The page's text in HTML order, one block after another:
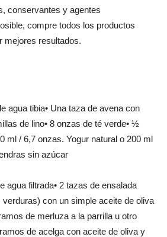
conservantes y agentes
compre todos los productos
mejores resultados.
agua tibia• Una taza de avena con
de lino• 8 onzas de té verde• ½
ml / 6,7 onzas. Yogur natural o 200 ml
sin azúcar
agua filtrada• 2 tazas de ensalada
con un simple aceite de oliva
de merluza a la parrilla u otro
de acelga con aceite de oliva y